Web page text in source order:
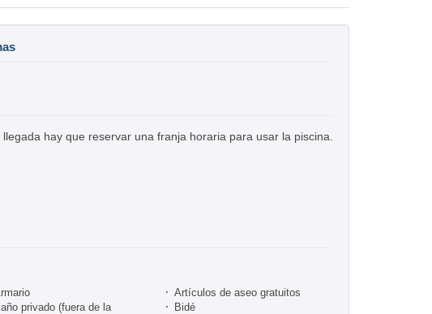
hay que reservar una franja horaria para usar la piscina.
Artículos de aseo gratuitos
privado (fuera de la
Bidé